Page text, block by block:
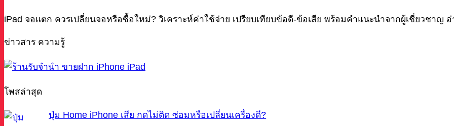
iPad จอแตก ควรเปลี่ยนจอหรือซื้อใหม่? วิเคราะห์ค่าใช้จ่าย เปรียบเทียบข้อดี-ข้อเสีย พร้อมคำแนะนำจากผู้เชี่ยวชาญ อ่
ข่าวสาร ความรู้
โพสล่าสุด
ปุ่ม Home iPhone เสีย กดไม่ติด ซ่อมหรือเปลี่ยนเครื่องดี?